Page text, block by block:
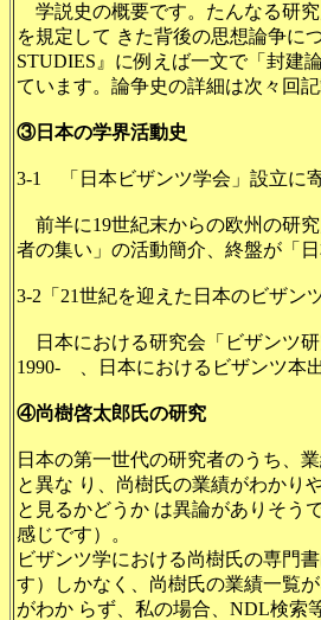
学説史の概要です。たんなる研
を規定して きた背後の思想論争に
STUDIES』に例えば一文で「封建
ています。論争史の詳細は次々回記
③日本の学界活動史
3-1 「日本ビザンツ学会」設立に
前半に19世紀末からの欧州の研
者の集い」の活動簡介、終盤が「
3-2「21世紀を迎えた日本のビザ
日本における研究会「ビザンツ
1990- 、日本におけるビザンツ本
④尚樹啓太郎氏の研究
日本の第一世代の研究者のうち、
と異な り、尚樹氏の業績がわかり
と見るかどうか は異論がありそ
感じです）。
ビザンツ学における尚樹氏の専門
す）しかなく、尚樹氏の業績一覧
がわか らず、私の場合、NDL検索